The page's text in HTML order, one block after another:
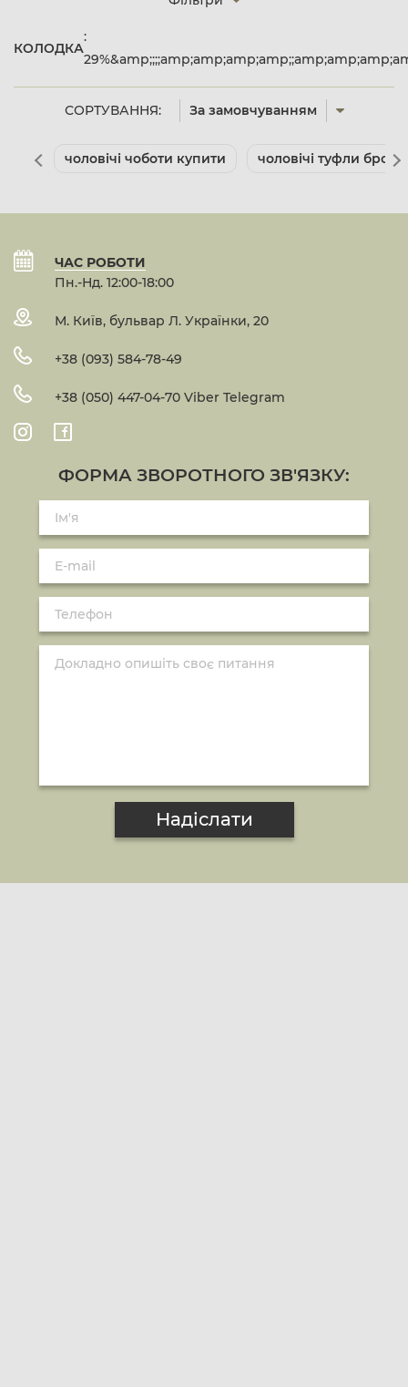
СОРТУВАННЯ: За замовчуванням
КОЛОДКА
:
чоловічі чоботи купити чоловічі туфли броги
ЧАС РОБОТИ
Пн.-Нд. 12:00-18:00
М. Київ, бульвар Л. Українки, 20
+38 (093) 584-78-49
+38 (050) 447-04-70 Viber Telegram
ФОРМА ЗВОРОТНОГО ЗВ'ЯЗКУ:
Надіслати